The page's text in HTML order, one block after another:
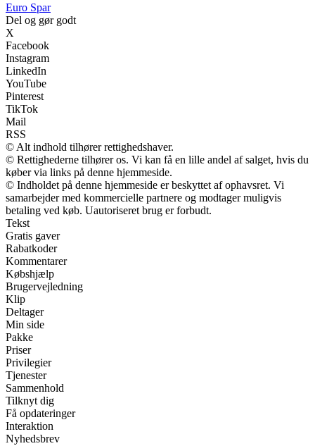
Euro Spar
Del og gør godt
X
Facebook
Instagram
LinkedIn
YouTube
Pinterest
TikTok
Mail
RSS
© Alt indhold tilhører rettighedshaver.
© Rettighederne tilhører os. Vi kan få en lille andel af salget, hvis du
køber via links på denne hjemmeside.
© Indholdet på denne hjemmeside er beskyttet af ophavsret. Vi
samarbejder med kommercielle partnere og modtager muligvis
betaling ved køb. Uautoriseret brug er forbudt.
Tekst
Gratis gaver
Rabatkoder
Kommentarer
Købshjælp
Brugervejledning
Klip
Deltager
Min side
Pakke
Priser
Privilegier
Tjenester
Sammenhold
Tilknyt dig
Få opdateringer
Interaktion
Nyhedsbrev